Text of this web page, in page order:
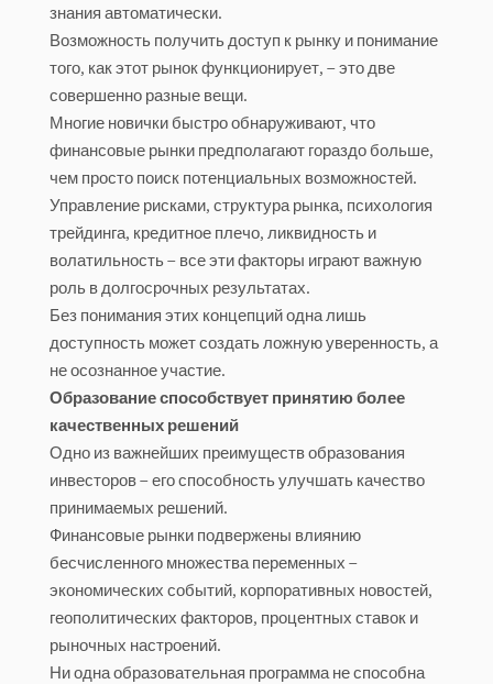
знания автоматически.
Возможность получить доступ к рынку и понимание
того, как этот рынок функционирует, – это две
совершенно разные вещи.
Многие новички быстро обнаруживают, что
финансовые рынки предполагают гораздо больше,
чем просто поиск потенциальных возможностей.
Управление рисками, структура рынка, психология
трейдинга, кредитное плечо, ликвидность и
волатильность – все эти факторы играют важную
роль в долгосрочных результатах.
Без понимания этих концепций одна лишь
доступность может создать ложную уверенность, а
не осознанное участие.
Образование способствует принятию более
качественных решений
Одно из важнейших преимуществ образования
инвесторов – его способность улучшать качество
принимаемых решений.
Финансовые рынки подвержены влиянию
бесчисленного множества переменных –
экономических событий, корпоративных новостей,
геополитических факторов, процентных ставок и
рыночных настроений.
Ни одна образовательная программа не способна